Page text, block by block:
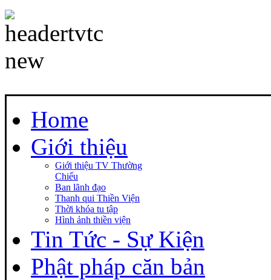
Home
Giới thiệu
Giới thiệu TV Thường
Chiếu
Ban lãnh đạo
Thanh qui Thiền Viện
Thời khóa tu tập
Hình ảnh thiền viện
Tin Tức - Sự Kiện
Phật pháp căn bản